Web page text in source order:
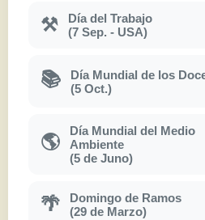
⚒
Día del Trabajo
(7 Sep. - USA)
📚
Día Mundial de los
(5 Oct.)
🌎
Día Mundial del Medio
Ambiente
(5 de Juno)
🌴
Domingo de Ramos
(29 de Marzo)